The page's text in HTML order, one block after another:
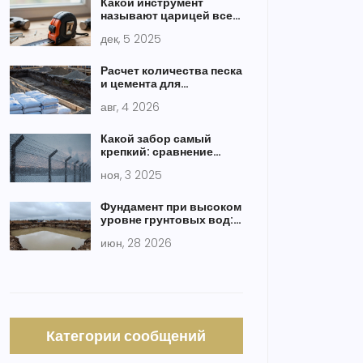
называют царицей всех
строительстве
дек, 5 2025
Расчет количества песка
и цемента для
формулы и таблицы
авг, 4 2026
Какой забор самый
крепкий: сравнение
тесты на прочность
ноя, 3 2025
Фундамент при высоком
уровне грунтовых вод:
ошибки
июн, 28 2026
Категории сообщений